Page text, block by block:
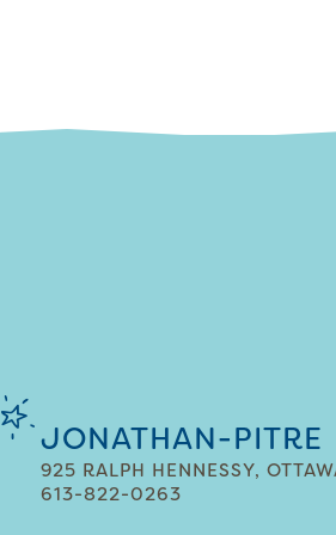
JONATHAN-PITRE
925 RALPH HENNESSY,
613-822-0263